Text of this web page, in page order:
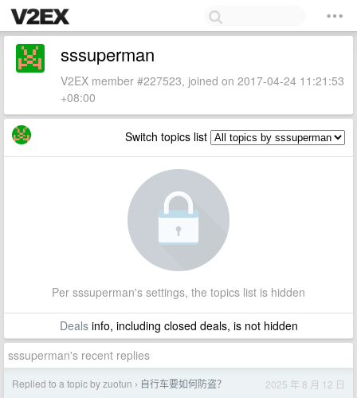
sssuperman
V2EX member #227523, joined on 2017-04-24 11:21:53
+08:00
Switch topics list
Per sssuperman's settings, the topics list is hidden
Dealsinfo, including closed deals, is not hidden
sssuperman's recent replies
Replied to a topic by zuotun › 自行车要如何防盗？ 2025 年 8 月 12 日